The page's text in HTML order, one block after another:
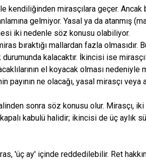
kendiliğinden mirasçılara geçer. Ancak
gelmiyor. Yasal ya da atanmış
iki nedenle söz konusu olabiliyor.
bıraktığı mallardan fazla olmasıdır.
kalacaktır. İkincisi ise
el koyacak olması nedeniyle
ne olacağı, yasal mirasçı veya
sonra söz konusu olur. Mirasçı,
kabulü halidir; ikincisi de üç aylık
'üç ay' içinde reddedilebilir. Ret